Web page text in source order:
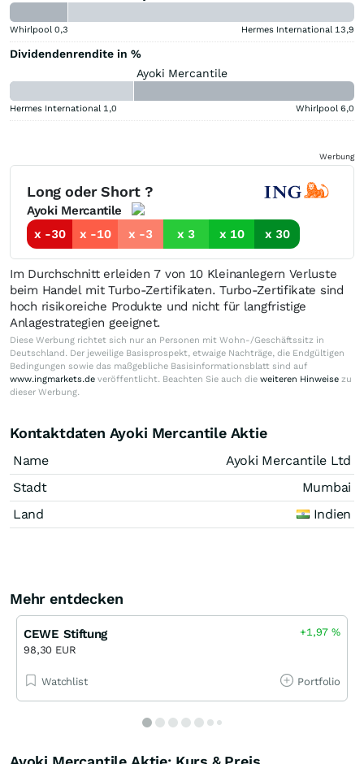
Whirlpool 0,3 Hermes International 13,9
Dividendenrendite in %
Ayoki Mercantile
Hermes International 1,0 Whirlpool 6,0
Werbung
Long oder Short ?
Ayoki Mercantile
x -30
x -10 x -3 x 3 x 10 x 30
Im Durchschnitt erleiden 7 von 10 Kleinanlegern Verluste
beim Handel mit Turbo-Zertifikaten. Turbo-Zertifikate sind
hoch risikoreiche Produkte und nicht für langfristige
Anlagestrategien geeignet.
Diese Werbung richtet sich nur an Personen mit Wohn-/Geschäftssitz in
Deutschland. Der jeweilige Basisprospekt, etwaige Nachträge, die Endgültigen
Bedingungen sowie das maßgebliche Basisinformationsblatt sind auf
www.ingmarkets.de veröffentlicht. Beachten Sie auch die weiteren Hinweise zu
dieser Werbung.
Kontaktdaten Ayoki Mercantile Aktie
Name
Ayoki Mercantile Ltd
Stadt
Mumbai
Land
Indien
Mehr entdecken
CEWE Stiftung
98,30 EUR
+1,97%
Watchlist Portfolio